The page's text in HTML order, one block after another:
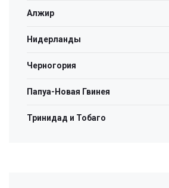
Алжир
Нидерланды
Черногория
Папуа-Новая Гвинея
Тринидад и Тобаго